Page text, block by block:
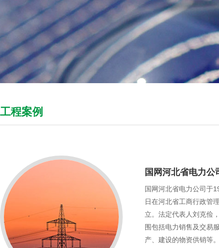
工程案例
国网河北省电力公
国网河北省电力公司于
日在河北省工商行政管
立。法定代表人刘克俭
围包括电力销售及交易
产、建设的物资供销等